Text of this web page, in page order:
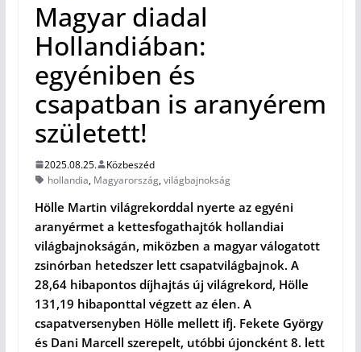
Magyar diadal
Hollandiában:
egyéniben és
csapatban is aranyérem
született!
2025.08.25.
Közbeszéd
hollandia, Magyarország,világbajnokság
Hölle Martin világrekorddal nyerte az egyéni
aranyérmet a kettesfogathajtók hollandiai
világbajnokságán, miközben a magyar válogatott
zsinórban hetedszer lett csapatvilágbajnok. A
28,64 hibapontos díjhajtás új világrekord, Hölle
131,19 hibaponttal végzett az élen. A
csapatversenyben Hölle mellett ifj. Fekete György
és Dani Marcell szerepelt, utóbbi újoncként 8. lett